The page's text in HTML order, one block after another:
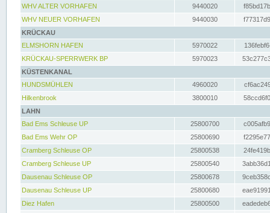
WHV ALTER VORHAFEN
9440020
WHV NEUER VORHAFEN
9440030
KRÜCKAU
ELMSHORN HAFEN
5970022
KRÜCKAU-SPERRWERK BP
5970023
KÜSTENKANAL
HUNDSMÜHLEN
4960020
Hilkenbrook
3800010
LAHN
Bad Ems Schleuse UP
25800700
Bad Ems Wehr OP
25800690
Cramberg Schleuse OP
25800538
Cramberg Schleuse UP
25800540
Dausenau Schleuse OP
25800678
Dausenau Schleuse UP
25800680
Diez Hafen
25800500